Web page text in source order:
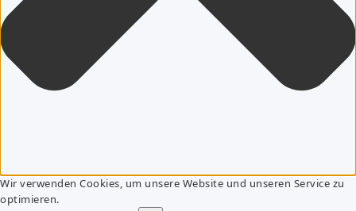
Wir verwenden Cookies, um unsere Website und unseren Service zu
optimieren.